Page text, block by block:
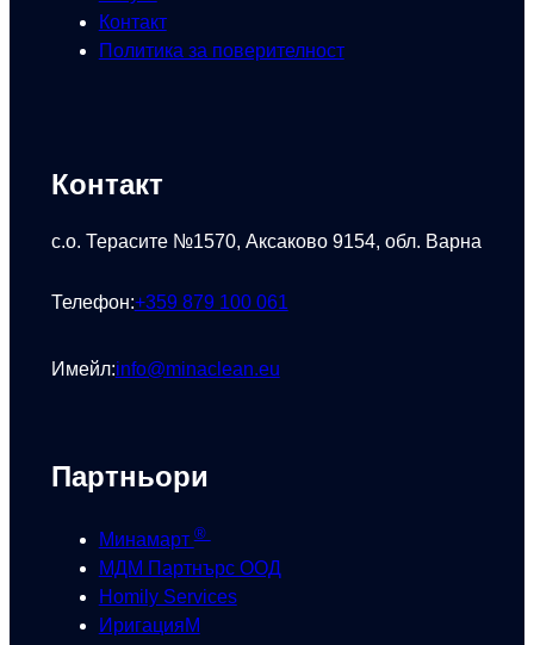
Контакт
Политика за поверителност
Контакт
с.о. Терасите №1570, Аксаково 9154, обл. Варна
Телефон:+359 879 100 061
Имейл:info@minaclean.eu
Партньори
Минамарт®
МДМ Партнърс ООД
Homily Services
ИригацияМ